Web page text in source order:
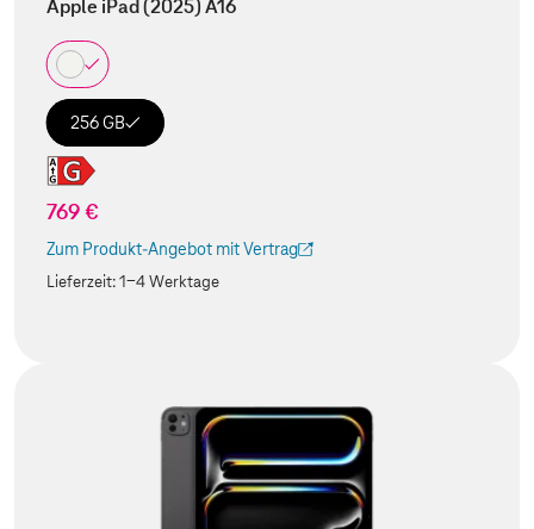
Apple iPad (2025) A16
256 GB
769 €
Zum Produkt-Angebot mit Vertrag
(Der Link wird in einem neuen Tab geöffnet)
Lieferzeit:1-4 Werktage